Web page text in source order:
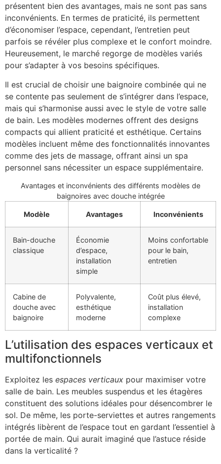
présentent bien des avantages, mais ne sont pas sans
inconvénients. En termes de praticité, ils permettent
d’économiser l’espace, cependant, l’entretien peut
parfois se révéler plus complexe et le confort moindre.
Heureusement, le marché regorge de modèles variés
pour s’adapter à vos besoins spécifiques.
Il est crucial de choisir une baignoire combinée qui ne
se contente pas seulement de s’intégrer dans l’espace,
mais qui s’harmonise aussi avec le style de votre salle
de bain. Les modèles modernes offrent des designs
compacts qui allient praticité et esthétique. Certains
modèles incluent même des fonctionnalités innovantes
comme des jets de massage, offrant ainsi un spa
personnel sans nécessiter un espace supplémentaire.
Avantages et inconvénients des différents modèles de
baignoires avec douche intégrée
Modèle Avantages Inconvénients
Bain-douche
classique
Économie
d’espace,
installation
simple
Moins confortable
pour le bain,
entretien
Cabine de
douche avec
baignoire
Polyvalente,
esthétique
moderne
Coût plus élevé,
installation
complexe
L’utilisation des espaces verticaux et
multifonctionnels
Exploitez les espaces verticaux pour maximiser votre
salle de bain. Les meubles suspendus et les étagères
constituent des solutions idéales pour désencombrer le
sol. De même, les porte-serviettes et autres rangements
intégrés libèrent de l’espace tout en gardant l’essentiel à
portée de main. Qui aurait imaginé que l’astuce réside
dans la verticalité ?